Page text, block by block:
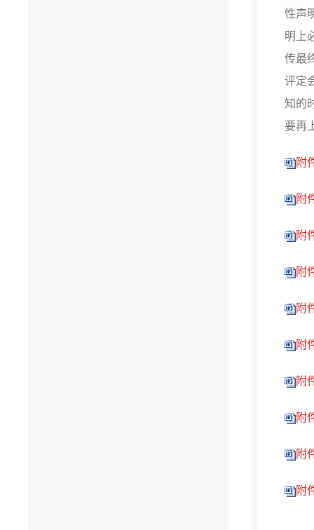
性声
明上
传最
评定
知的
要再
附
附
附
附
附
附
附
附
附
附